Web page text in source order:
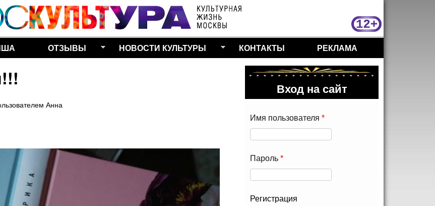
Перейти к основному
содержанию
ОТЗЫВЫ НОВОСТИ КУЛЬТУРЫ КОНТАКТЫ РЕКЛАМА
Анна
Вход на сайт
Имя пользователя *
Пароль *
Регистрация